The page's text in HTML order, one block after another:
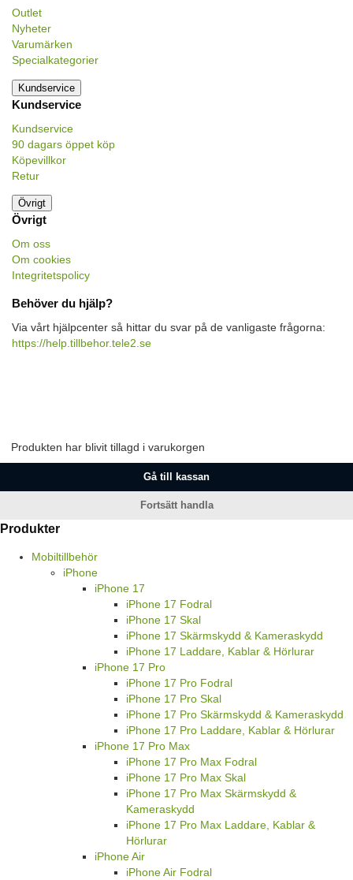
Outlet
Nyheter
Varumärken
Specialkategorier
Kundservice
Kundservice
Kundservice
90 dagars öppet köp
Köpevillkor
Retur
Övrigt
Övrigt
Om oss
Om cookies
Integritetspolicy
Behöver du hjälp?
Via vårt hjälpcenter så hittar du svar på de vanligaste frågorna:
https://help.tillbehor.tele2.se
Produkten har blivit tillagd i varukorgen
Gå till kassan
Fortsätt handla
Produkter
Mobiltillbehör
iPhone
iPhone 17
iPhone 17 Fodral
iPhone 17 Skal
iPhone 17 Skärmskydd & Kameraskydd
iPhone 17 Laddare, Kablar & Hörlurar
iPhone 17 Pro
iPhone 17 Pro Fodral
iPhone 17 Pro Skal
iPhone 17 Pro Skärmskydd & Kameraskydd
iPhone 17 Pro Laddare, Kablar & Hörlurar
iPhone 17 Pro Max
iPhone 17 Pro Max Fodral
iPhone 17 Pro Max Skal
iPhone 17 Pro Max Skärmskydd &
Kameraskydd
iPhone 17 Pro Max Laddare, Kablar &
Hörlurar
iPhone Air
iPhone Air Fodral